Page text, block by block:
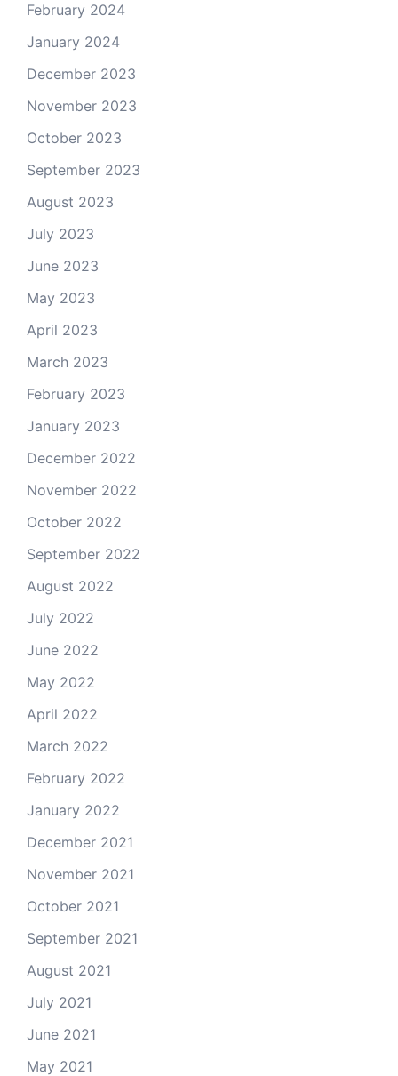
February 2024
January 2024
December 2023
November 2023
October 2023
September 2023
August 2023
July 2023
June 2023
May 2023
April 2023
March 2023
February 2023
January 2023
December 2022
November 2022
October 2022
September 2022
August 2022
July 2022
June 2022
May 2022
April 2022
March 2022
February 2022
January 2022
December 2021
November 2021
October 2021
September 2021
August 2021
July 2021
June 2021
May 2021